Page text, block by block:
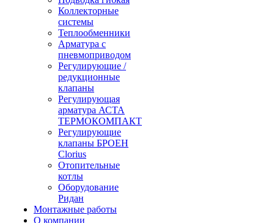
Коллекторные
системы
Теплообменники
Арматура с
пневмоприводом
Регулирующие /
редукционные
клапаны
Регулирующая
арматура АСТА
ТЕРМОКОМПАКТ
Регулирующие
клапаны БРОЕН
Clorius
Отопительные
котлы
Оборудование
Ридан
Монтажные работы
О компании